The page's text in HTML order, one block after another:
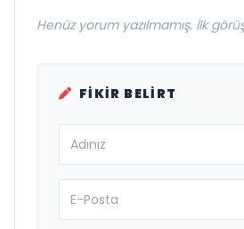
Henüz yorum yazılmamış. İlk
FIKIR BELIRT